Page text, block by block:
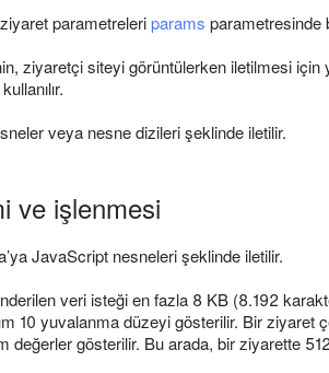
ziyaret parametreleriparams parametresinde
ziyaretçi siteyi görüntülerken iletilmesi için
veya nesne dizileri şeklinde iletilir.
ve işlenmesi
JavaScript nesneleri şeklinde iletilir.
veri isteği en fazla 8 KB (8.192
10 yuvalanma düzeyi gösterilir. Bir
değerler gösterilir. Bu arada, bir ziyarette